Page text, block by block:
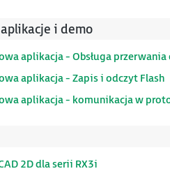
i demo
aplikacja - Obsługa
aplikacja - Zapis i odczyt Flash
aplikacja - komunikacja w
2D dla serii RX3i